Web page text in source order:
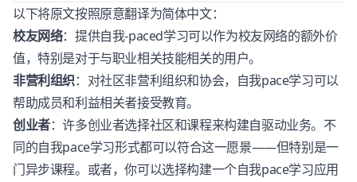
以下将原文按照原意翻译为简体中文：
校友网络：提供自我-paced学习可以作为校友网络的额外价
值，特别是对于与职业相关技能相关的用户。
非营利组织：对社区非营利组织和协会，自我pace学习可以
帮助成员和利益相关者接受教育。
创业者：许多创业者选择社区和课程来构建自驱动业务。不
同的自我pace学习形式都可以符合这一愿景——但特别是一
门异步课程。或者，你可以选择构建一个自我pace学习应用